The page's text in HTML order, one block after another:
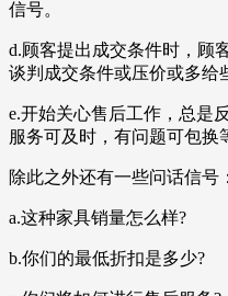
信号。
d.顾客提出成交条件时，顾
谈判成交条件或压价或多给
e.开始关心售后工作，总是
服务可及时，有问题可包换
除此之外还有一些问话信号：
a.这种家具销量怎么样?
b.你们的最低折扣是多少?